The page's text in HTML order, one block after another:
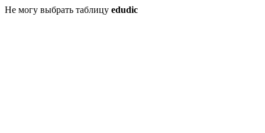
Не могу выбрать таблицу edudic